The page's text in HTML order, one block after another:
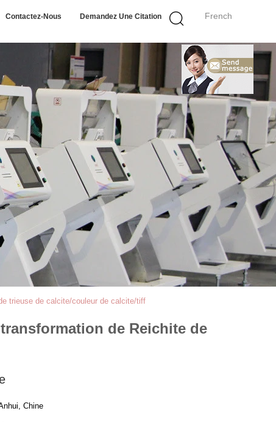
French
Contactez-Nous Demandez Une Citation
trieuse de calcite/couleur de calcite/tiff
de Reichite de
Chine